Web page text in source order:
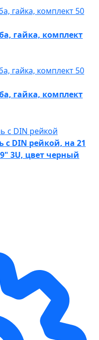
гайка, комплект
гайка, комплект
с DIN рейкой, на 21
3U, цвет черный